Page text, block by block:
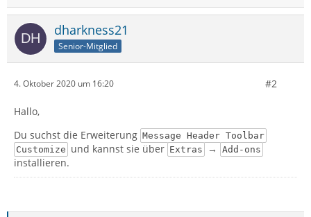
dharkness21
Senior-Mitglied
4. Oktober 2020 um 16:20 #2
Hallo,
Du suchst die Erweiterung Message Header Toolbar
Customize und kannst sie über Extras → Add-ons
installieren.